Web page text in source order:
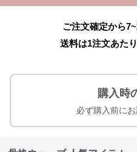
ご注文確定から
送料は1注文あたり
購入時
必ず購入前にお